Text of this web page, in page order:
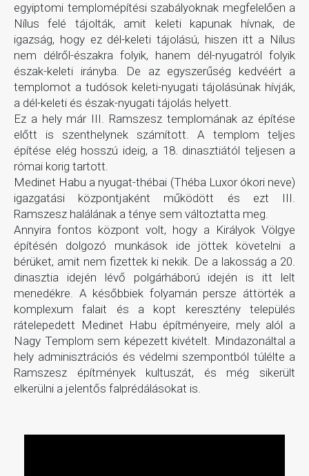
egyiptomi templomépítési szabályoknak megfelelően a
Nílus felé tájolták, amit keleti kapunak hívnak, de
igazság, hogy ez dél-keleti tájolású, hiszen itt a Nílus
nem délről-északra folyik, hanem dél-nyugatról folyik
észak-keleti irányba. De az egyszerűség kedvéért a
templomot a tudósok keleti-nyugati tájolásúnak hívják,
a dél-keleti és észak-nyugati tájolás helyett.
Ez a hely már III. Ramszesz templomának az építése
előtt is szenthelynek számított. A templom teljes
építése elég hosszú ideig, a 18. dinasztiától teljesen a
római korig tartott.
Medinet Habu a nyugat-thébai (Théba Luxor ókori neve)
igazgatási központjaként működött és ezt III.
Ramszesz halálának a ténye sem változtatta meg.
Annyira fontos központ volt, hogy a Királyok Völgye
építésén dolgozó munkások ide jöttek követelni a
bérüket, amit nem fizettek ki nekik. De a lakosság a 20.
dinasztia idején lévő polgárháború idején is itt lelt
menedékre. A későbbiek folyamán persze áttörték a
komplexum falait és a kopt keresztény település
rátelepedett Medinet Habu építményeire, mely alól a
Nagy Templom sem képezett kivételt. Mindazonáltal a
hely adminisztrációs és védelmi szempontból túlélte a
Ramszesz építmények kultuszát, és még sikerült
elkerülni a jelentős falprédálásokat is.